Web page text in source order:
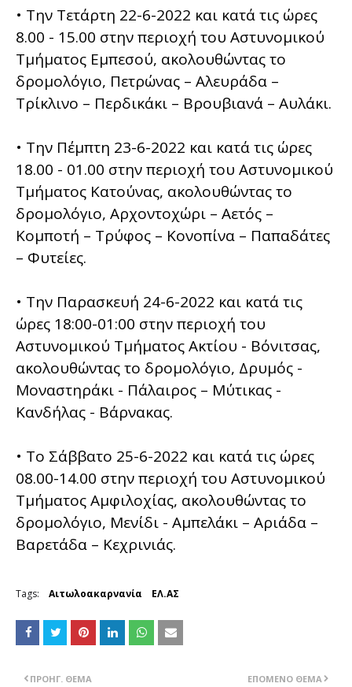
• Την Τετάρτη 22-6-2022 και κατά τις ώρες
8.00 - 15.00 στην περιοχή του Αστυνομικού
Τμήματος Εμπεσού, ακολουθώντας το
δρομολόγιο, Πετρώνας – Αλευράδα –
Τρίκλινο – Περδικάκι – Βρουβιανά – Αυλάκι.
• Την Πέμπτη 23-6-2022 και κατά τις ώρες
18.00 - 01.00 στην περιοχή του Αστυνομικού
Τμήματος Κατούνας, ακολουθώντας το
δρομολόγιο, Αρχοντοχώρι – Αετός –
Κομποτή – Τρύφος – Κονοπίνα – Παπαδάτες
– Φυτείες.
• Την Παρασκευή 24-6-2022 και κατά τις
ώρες 18:00-01:00 στην περιοχή του
Αστυνομικού Τμήματος Ακτίου - Βόνιτσας,
ακολουθώντας το δρομολόγιο, Δρυμός -
Μοναστηράκι - Πάλαιρος – Μύτικας -
Κανδήλας - Βάρνακας.
• Το Σάββατο 25-6-2022 και κατά τις ώρες
08.00-14.00 στην περιοχή του Αστυνομικού
Τμήματος Αμφιλοχίας, ακολουθώντας το
δρομολόγιο, Μενίδι - Αμπελάκι – Αριάδα –
Βαρετάδα – Κεχρινιάς.
Tags: Αιτωλοακαρνανία ΕΛ.ΑΣ
ΕΠΌΜΕΝΟ ΘΈΜΑ
ΠΡΟΗΓ. ΘΈΜΑ